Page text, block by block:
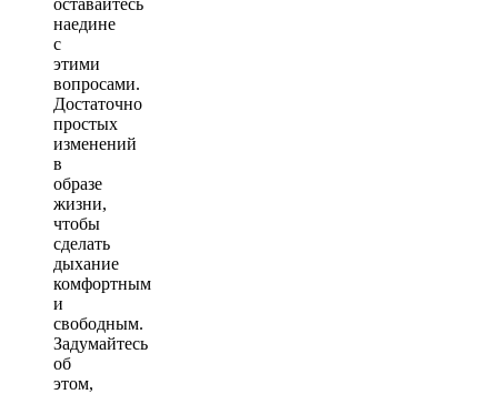
наедине
с
этими
вопросами.
Достаточно
простых
изменений
в
образе
жизни,
чтобы
сделать
дыхание
комфортным
и
свободным.
Задумайтесь
об
этом,